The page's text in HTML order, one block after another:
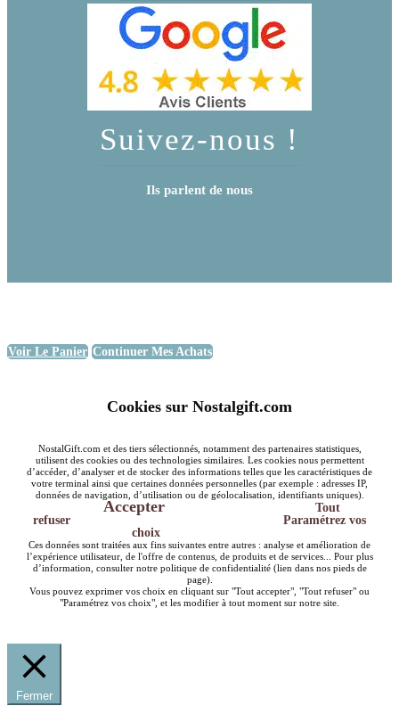
Suivez-nous !
Ils parlent de nous
Voir Le Panier Continuer Mes Achats
Cookies sur Nostalgift.com
NostalGift.com et des tiers sélectionnés, notamment des partenaires statistiques,
utilisent des cookies ou des technologies similaires. Les cookies nous permettent
d’accéder, d’analyser et de stocker des informations telles que les caractéristiques de
votre terminal ainsi que certaines données personnelles (par exemple : adresses IP,
données de navigation, d’utilisation ou de géolocalisation, identifiants uniques).
Accepter
Tout
refuser
Paramétrez vos
choix
Ces données sont traitées aux fins suivantes entre autres : analyse et amélioration de
l’expérience utilisateur, de l'offre de contenus, de produits et de services... Pour plus
d’information, consulter notre politique de confidentialité (lien dans nos pieds de
page).
Vous pouvez exprimer vos choix en cliquant sur "Tout accepter", "Tout refuser" ou
"Paramétrez vos choix", et les modifier à tout moment sur notre site.
Fermer